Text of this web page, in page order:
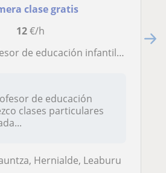
clase gratis
12€/h
infantil. Ofrezco clases de euskera y cuidado de niños
de educación
clases particulares
Hernialde, Leaburu